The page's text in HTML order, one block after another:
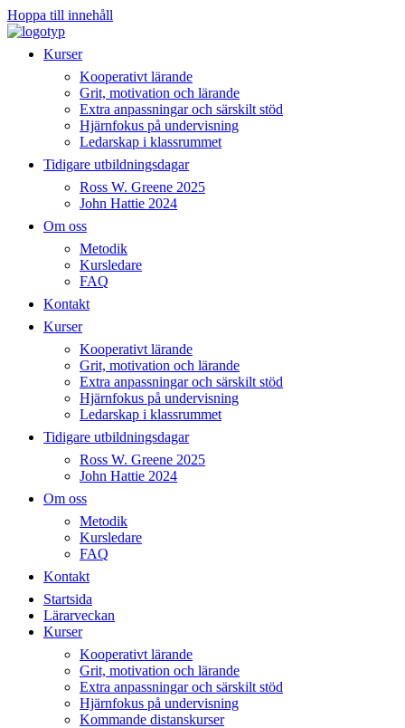
Hoppa till innehåll
Kurser
Kooperativt lärande
Grit, motivation och lärande
Extra anpassningar och särskilt stöd
Hjärnfokus på undervisning
Ledarskap i klassrummet
Tidigare utbildningsdagar
Ross W. Greene 2025
John Hattie 2024
Om oss
Metodik
Kursledare
FAQ
Kontakt
Kurser
Kooperativt lärande
Grit, motivation och lärande
Extra anpassningar och särskilt stöd
Hjärnfokus på undervisning
Ledarskap i klassrummet
Tidigare utbildningsdagar
Ross W. Greene 2025
John Hattie 2024
Om oss
Metodik
Kursledare
FAQ
Kontakt
Startsida
Lärarveckan
Kurser
Kooperativt lärande
Grit, motivation och lärande
Extra anpassningar och särskilt stöd
Hjärnfokus på undervisning
Kommande distanskurser